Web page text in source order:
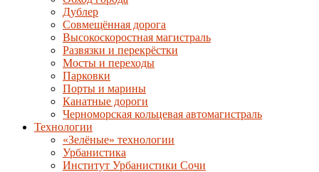
Дублер
Совмещённая дорога
Высокоскоростная магистраль
Развязки и перекрёстки
Мосты и переходы
Парковки
Порты и марины
Канатные дороги
Черноморская кольцевая автомагистраль
Технологии
«Зелёные» технологии
Урбанистика
Институт Урбанистики Сочи